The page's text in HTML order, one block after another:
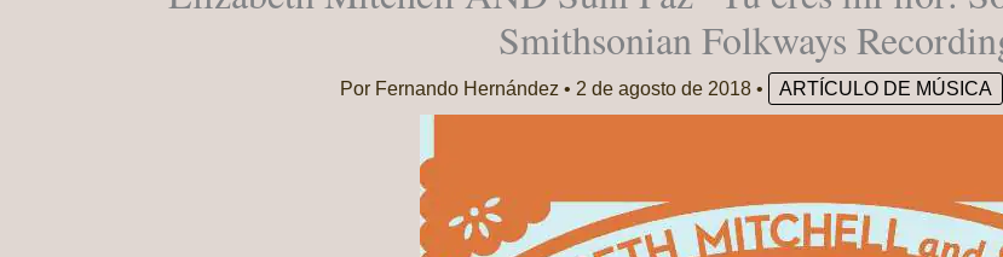
Smithsonian Folkways
Por Fernando Hernández • 2 de agosto de 2018 • ARTÍCULO DE MÚSICA